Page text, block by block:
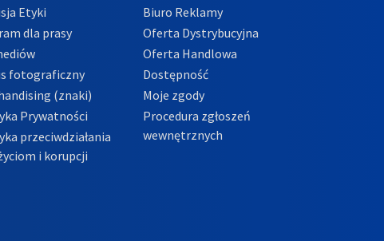
Etyki
dla prasy
fotograficzny
(znaki)
Prywatności
przeciwdziałania
i korupcji
Biuro Reklamy
Oferta Dystrybucyjna
Oferta Handlowa
Dostępność
Moje zgody
Procedura zgłoszeń
wewnętrznych